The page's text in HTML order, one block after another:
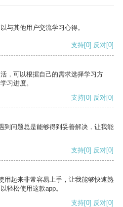
与其他用户交流学习心得。
支持[0] 反对[0]
，可以根据自己的需求选择学习方
习进度。
支持[0] 反对[0]
到问题总是能够得到妥善解决，让我能
支持[0] 反对[0]
用起来非常容易上手，让我能够快速熟
轻松使用这款app。
支持[0] 反对[0]